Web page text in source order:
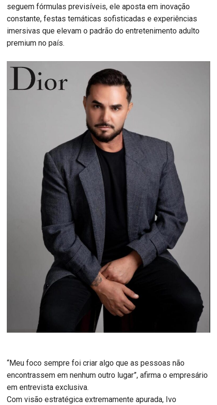
seguem fórmulas previsíveis, ele aposta em inovação
constante, festas temáticas sofisticadas e experiências
imersivas que elevam o padrão do entretenimento adulto
premium no país.
“Meu foco sempre foi criar algo que as pessoas não
encontrassem em nenhum outro lugar”, afirma o empresário
em entrevista exclusiva.
Com visão estratégica extremamente apurada, Ivo